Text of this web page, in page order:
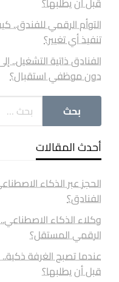
التوأم الرقمي
تنفيذ أي تغيير؟
الفنادق ذاتية
دون موظفي استقبال؟
أحدث المقالات
الحجز عبر الذكاء
الفنادق؟
وكلاء الذكاء
الرقمي المستقل؟
عندما تصبح الغرفة
قبل أن يطلبها؟